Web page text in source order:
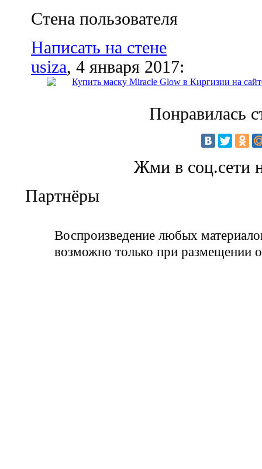
Стена пользователя
Написать на стене
usiza, 4 января 2017:
Купить маску Miracle Glow в Киргизии на
Понравилась
Жми в соц.сети
Партнёры
Воспроизведение любых
возможно только при размещении